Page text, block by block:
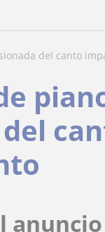
del canto
anuncio